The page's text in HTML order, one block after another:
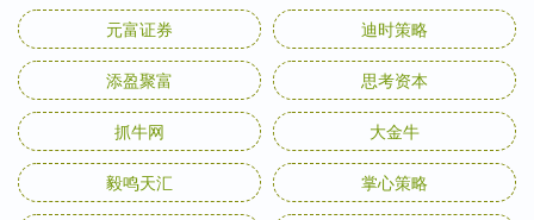
元富证券 迪时策略
添盈聚富 思考资本
抓牛网 大金牛
毅鸣天汇 掌心策略